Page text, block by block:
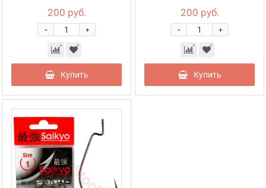
200 руб.
+
-
Купить
200 руб.
+
-
Купить